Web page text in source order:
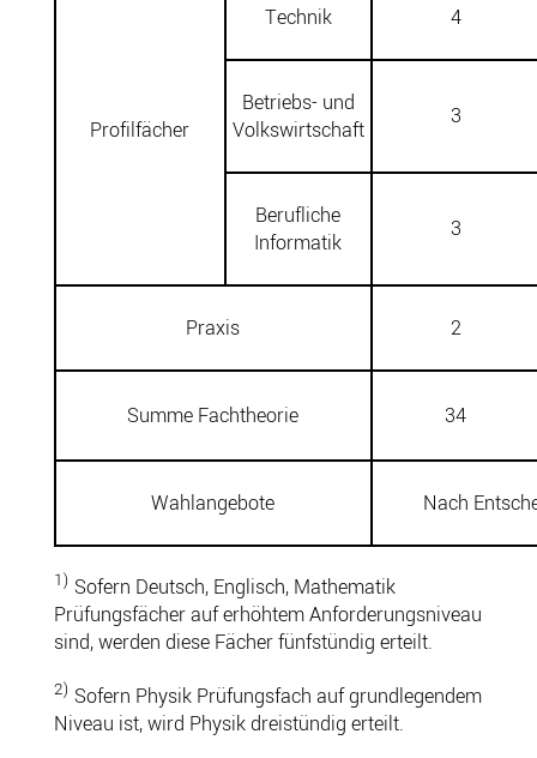
Profilfächer
Technik 4
Betriebs- und
Volkswirtschaft
3
Berufliche
Informatik
3
Praxis 2
Summe Fachtheorie 34
Wahlangebote Nach
1) Sofern Deutsch, Englisch, Mathematik
Prüfungsfächer auf erhöhtem Anforderungsniveau
sind, werden diese Fächer fünfstündig erteilt.
2) Sofern Physik Prüfungsfach auf grundlegendem
Niveau ist, wird Physik dreistündig erteilt.